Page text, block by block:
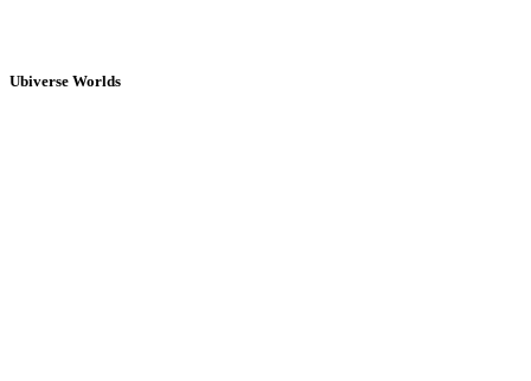
Ubiverse Worlds